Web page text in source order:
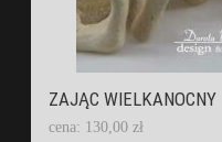
ZAJĄC WIELKANOCNY
cena: 130,00 zł